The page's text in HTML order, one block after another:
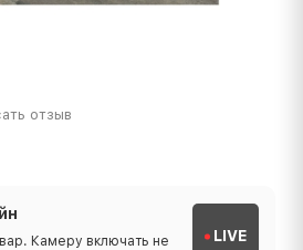
отзыв
Камеру включать не
LIVE